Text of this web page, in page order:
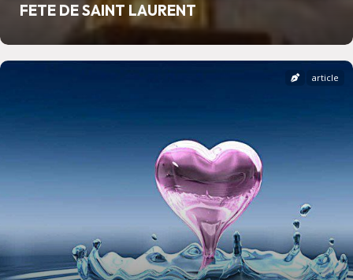
FETE DE SAINT LAURENT
article